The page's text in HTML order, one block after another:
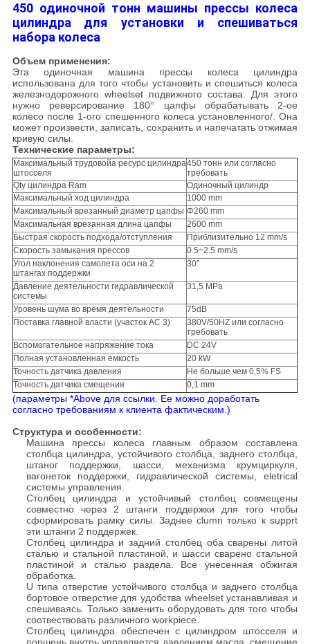
450 одиночной тонн машины прессы колеса
цилиндра
для установки и спешиваться
набора колеса
Объем применения:
Эта одиночная машина прессы колеса цилиндра
использована для того чтобы установить и спешиться колеса
железнодорожного wheelset подвижного состава. Для этого
нужно реверсирование 180° цапфы обрабатывать 2-ое
колесо после 1-ого спешенного колеса установленного/. Она
может произвести, записать, сохранить и напечатать отжимая
кривую силы.
Технические параметры:
Максимальный трудовойа ресурс цилиндра
штосселя
450 тонн или согласно
требовать
Qty цилиндра Ram
Одиночный цилиндр
Максимальный ход цилиндра
1000 mm
Максимальный врезанный диаметр цапфы Φ260 mm
Максимальная врезанная длина цапфы
2600 mm
Быстрая скорость подхода/отступления
Приблизительно 12 mm/s
Скорость замыкания прессов
0.5~2.5 mm/s
Угол наклонения самолета оси на 2
штангах поддержки
30°
Давление деятельности гидравлической
системы
31,5 MPa
Уровень шума во время деятельности
75dB
Поставка главной власти (участок AC 3)
380V/50HZ или согласно
требовать
Вспомогательное напряжение тока
DC 24V
Полная установленная емкость
20 kW
Точность датчика давления
Не больше чем 0,5% FS
Точность датчика смещения
0,1 mm
(параметры *Above для ссылки. Ее можно доработать
согласно требованиям к клиента фактическим.)
Структура и особенности:
Машина прессы колеса главным образом составлена
столбца цилиндра, устойчивого столбца, заднего столбца,
штаног поддержки, шасси, механизма крумциркуля,
вагонеток поддержки, гидравлической системы, eletrical
системы управления.
Столбец цилиндра и устойчивый столбец совмещены
совместно через 2 штанги поддержки для того чтобы
сформировать рамку силы. Заднее clumn только к supprt
эти штанги 2 поддержек.
Столбец цилиндра и задний столбец оба сварены литой
сталью и стальной пластиной, и шасси сварено стальной
пластиной и сталью раздела. Все унесенная обжигая
обработка.
U типа отверстие устойчивого столбца и заднего столбца
бортовое отверстие для удобства wheelset устанавливая и
спешиваясь. Только заменить оборудовать для того чтобы
соотвествовать различного workpiece.
Столбец цилиндра обеспечен с цилиндром штосселя и